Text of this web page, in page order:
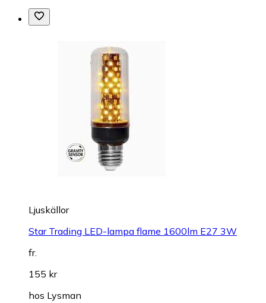
Ljuskällor
Star Trading LED-lampa flame 1600lm E27 3W
fr.
155 kr
hos Lysman